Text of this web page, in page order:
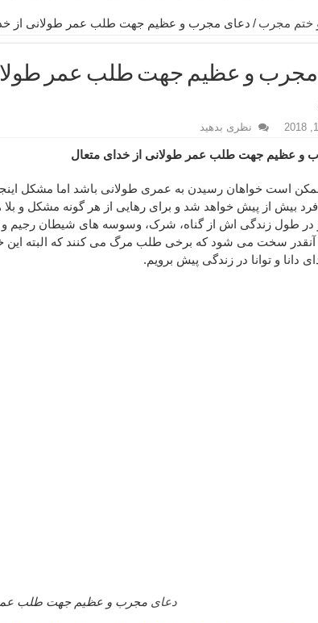
از راه دور
بد روزانه
برآوردن حاجات
و برکت در کار
مشکلات
تکاثر
بازو
از سوختن
ختم مجرب / دعای مجرب و عظیم جهت طلب عمر طولانی از
و عظیم جهت طلب عمر
نظری بدهید
و عظیم جهت طلب عمر طولانی از خدای متعال
است خواهان رسیدن به عمری طولانی باشد اما مشکل
بیش از پیش خواهد شد و برای رهایی از هر گونه مشکل و بلا
در طول زندگی اش از گناه، شرک، وسوسه های شیطان رجیم
آنقدر سخت می شود که برخی طلب مرگ می کنند که البته این
دانا و توانا در زندگی پیش برویم.
دعای مجرب و عظیم جهت طلب عمر